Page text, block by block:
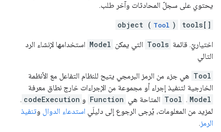
يحتوي على سجلّ المحادثات وآخر طلب.
tools[]
object ( Tool )
اختياريّ. قائمة Tools التي يمكن Model استخدامها لإنشاء الرد
التالي
Tool هي جزء من الرمز البرمجي يتيح للنظام التفاعل مع الأنظمة
الخارجية لتنفيذ إجراء أو مجموعة من الإجراءات خارج نطاق معرفة
Model
.
Tool المتاحة هي Function و codeExecution
.
لمزيد من المعلومات، يُرجى الرجوع إلى دليلَي استدعاء الدوال وتنفيذ
الرمز.